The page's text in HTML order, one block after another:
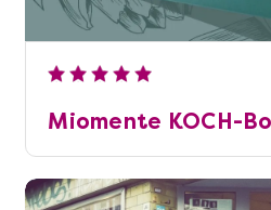
Miomente KOCH-